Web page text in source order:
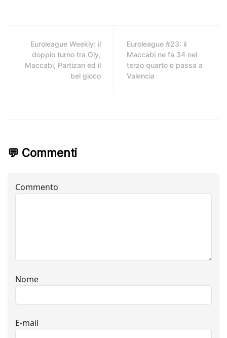
Euroleague Weekly: il
doppio turno tra Oly,
Maccabi, Partizan ed il
bel gioco
Euroleague #23: il
Maccabi ne fa 34 nel
terzo quarto e passa a
Valencia
💬 Commenti